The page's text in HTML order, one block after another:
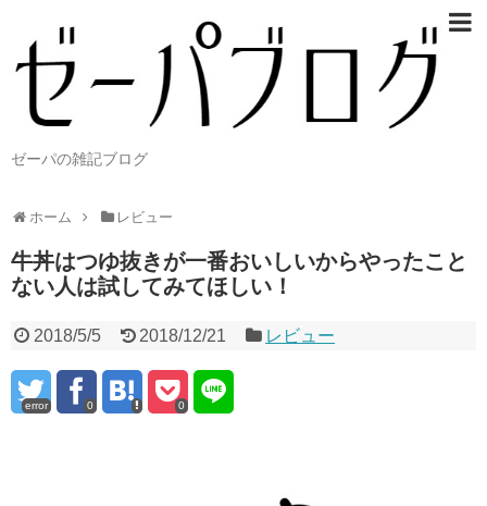
ゼーパの雑記ブログ
ホーム レビュー
牛丼はつゆ抜きが一番おいしいからやったこと
ない人は試してみてほしい！
2018/5/5 2018/12/21 レビュー
error 0 0